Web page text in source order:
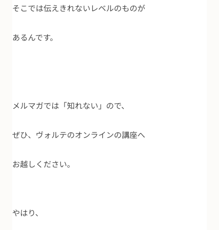
そこでは伝えきれないレベルのものが
あるんです。
メルマガでは「知れない」ので、
ぜひ、ヴォルテのオンラインの講座へ
お越しください。
やはり、